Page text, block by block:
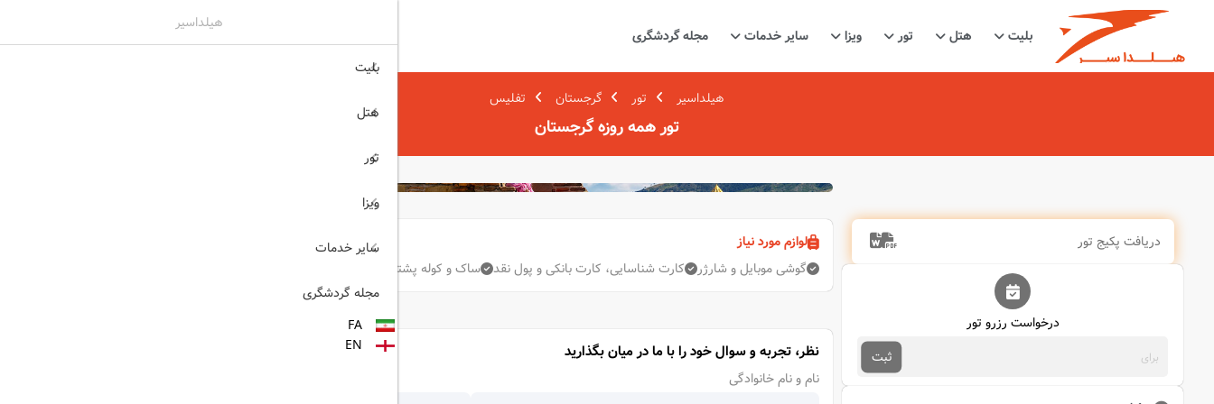
بلیت هتل تور ویزا سایر خدمات مجله گردشگری ۰۲۱۷۷۶۵۵۹۶۰
هیلداسیر تور گرجستان تفلیس
تور همه روزه گرجستان
دریافت پکیج تور
درخواست رزرو تور
ثبت
لوازم مورد نیاز
گوشی موبایل و شارژر
کارت شناسایی، کارت بانکی و پول نقد ساک و کوله پشتی
نظر، تجربه و سوال خود را با ما در میان بگذارید
نام و نام خانوادگی
هیلداسیر
بلیت
هتل
تور
ویزا
سایر خدمات
مجله گردشگری
FA
EN